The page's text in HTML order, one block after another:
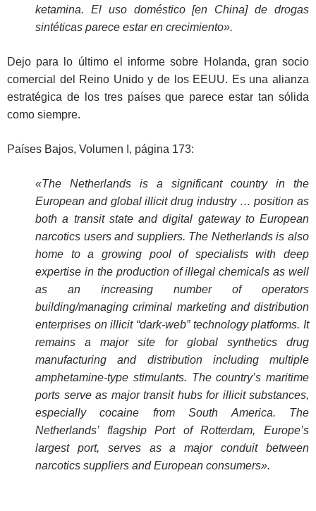
ketamina. El uso doméstico [en China] de drogas
sintéticas parece estar en crecimiento».
Dejo para lo último el informe sobre Holanda, gran socio
comercial del Reino Unido y de los EEUU. Es una alianza
estratégica de los tres países que parece estar tan sólida
como siempre.
Países Bajos, Volumen I, página 173:
«The Netherlands is a significant country in the
European and global illicit drug industry … position as
both a transit state and digital gateway to European
narcotics users and suppliers. The Netherlands is also
home to a growing pool of specialists with deep
expertise in the production of illegal chemicals as well
as an increasing number of operators
building/managing criminal marketing and distribution
enterprises on illicit “dark-web” technology platforms. It
remains a major site for global synthetics drug
manufacturing and distribution including multiple
amphetamine-type stimulants. The country’s maritime
ports serve as major transit hubs for illicit substances,
especially cocaine from South America. The
Netherlands’ flagship Port of Rotterdam, Europe’s
largest port, serves as a major conduit between
narcotics suppliers and European consumers».